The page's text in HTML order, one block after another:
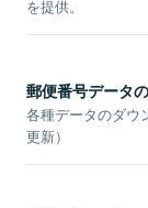
を提供。
郵便番号データ
各種データのダウ
更新）